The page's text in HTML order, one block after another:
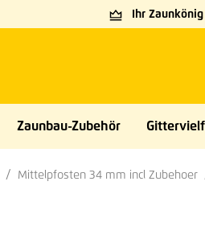
Ihr
Zaunbau-Zubehör
Mittelpfosten 34 mm incl Zubehoer